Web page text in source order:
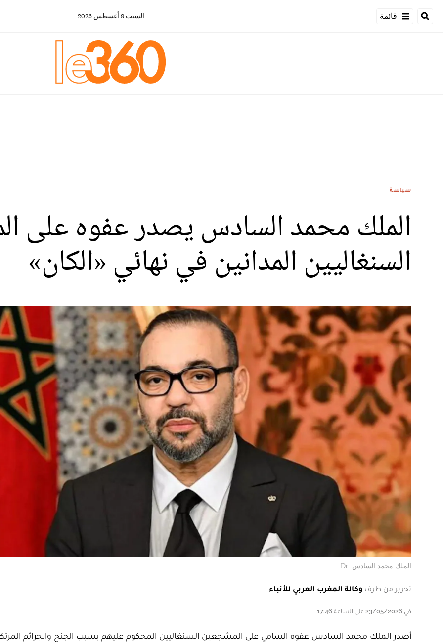
قائمة السبت 8 أغسطس 2026
سياسة
الملك محمد السادس يصدر عفوه على
السنغاليين المدانين في نهائي «الكان»
الملك محمد السادس. Dr
تحرير من طرف وكالة المغرب العربي للأنباء
في 23/05/2026 على الساعة 17:46
أصدر الملك محمد السادس عفوه السامي على المشجعين السنغاليين المحكوم عليهم بسبب الجنح والجرائم